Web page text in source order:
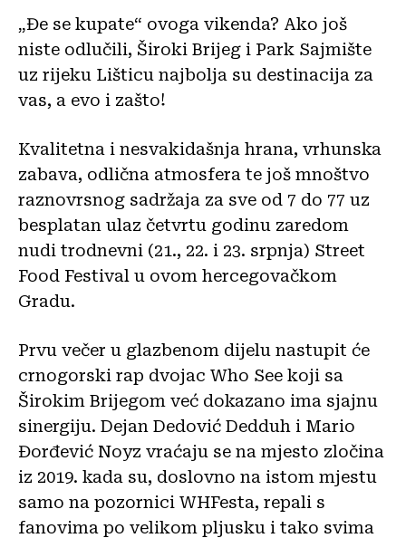
„Đe se kupate“ ovoga vikenda? Ako još
niste odlučili, Široki Brijeg i Park Sajmište
uz rijeku Lišticu najbolja su destinacija za
vas, a evo i zašto!
Kvalitetna i nesvakidašnja hrana, vrhunska
zabava, odlična atmosfera te još mnoštvo
raznovrsnog sadržaja za sve od 7 do 77 uz
besplatan ulaz četvrtu godinu zaredom
nudi trodnevni (21., 22. i 23. srpnja) Street
Food Festival u ovom hercegovačkom
Gradu.
Prvu večer u glazbenom dijelu nastupit će
crnogorski rap dvojac Who See koji sa
Širokim Brijegom već dokazano ima sjajnu
sinergiju. Dejan Dedović Dedduh i Mario
Đorđević Noyz vraćaju se na mjesto zločina
iz 2019. kada su, doslovno na istom mjestu
samo na pozornici WHFesta, repali s
fanovima po velikom pljusku i tako svima